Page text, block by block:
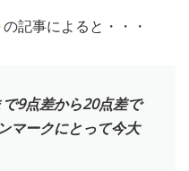
の記事によると・・・
9点差から20点差で
マークにとって今大